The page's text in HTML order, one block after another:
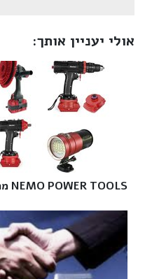
אולי יעניין אותך:
NEMO POWER TOOLS מרעיון לחברה בינלאומית‎